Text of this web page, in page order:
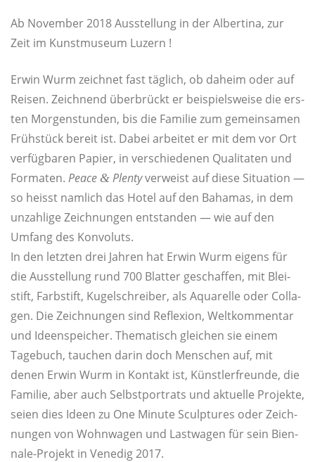
Ab Novem­ber 2018 Aus­stel­lung in der Alber­ti­na, zur
Zeit im Kunst­mu­se­um Luzern !
Erwin Wurm zeich­net fast täg­lich, ob daheim oder auf
Rei­sen. Zeich­nend über­brückt er bei­spiels­wei­se die ers­
ten Mor­gen­stun­den, bis die Fami­lie zum gemein­sa­men
Früh­stück bereit ist. Dabei arbei­tet er mit dem vor Ort
ver­füg­ba­ren Papier, in ver­schie­de­nen Qua­li­ta­ten und
For­ma­ten. Peace & Ple­ntyver­weist auf die­se Situa­ti­on —
so heisst nam­lich das Hotel auf den Baha­mas, in dem
unzah­li­ge Zeich­nun­gen ent­stan­den — wie auf den
Umfang des Konvoluts.
In den letz­ten drei Jah­ren hat Erwin Wurm eigens für
die Aus­stel­lung rund 700 Blat­ter geschaf­fen, mit Blei­
stift, Farb­stift, Kugel­schrei­ber, als Aqua­rel­le oder Col­la­
gen. Die Zeich­nun­gen sind Refle­xi­on, Welt­kom­men­tar
und Ideen­spei­cher. The­ma­tisch glei­chen sie einem
Tage­buch, tau­chen dar­in doch Men­schen auf, mit
denen Erwin Wurm in Kon­takt ist, Künst­ler­freun­de, die
Fami­lie, aber auch Selbst­por­trats und aktu­el­le Pro­jek­te,
sei­en dies Ideen zu One Minu­te Sculp­tures oder Zeich­
nun­gen von Wohn­wa­gen und Last­wa­gen für sein Bien­
na­le-Pro­jekt in Vene­dig 2017.